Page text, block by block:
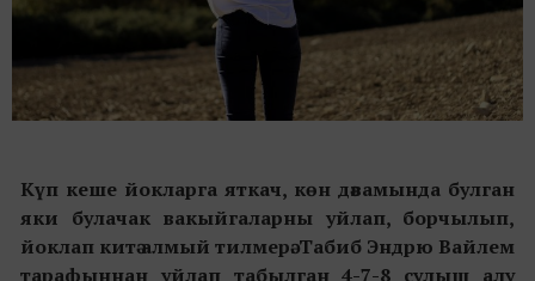
Күп кеше йокларга яткач, көн дәвамында булган
яки булачак вакыйгаларны уйлап, борчылып,
йоклап китә алмый тилмерә. Табиб Эндрю Вайлем
тарафыннан уйлап табылган 4-7-8 сулыш алу